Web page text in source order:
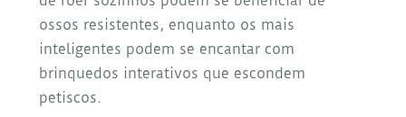
ossos resistentes, enquanto os mais
inteligentes podem se encantar com
brinquedos interativos que escondem
petiscos.